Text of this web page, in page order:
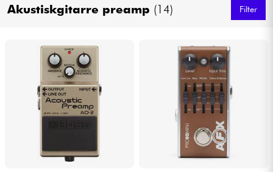
Verstärker & Effekte
Synths & samplers
Studio
Akustiskgitarre preamp (14) Filter